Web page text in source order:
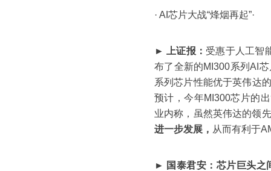
· AI芯片大战“烽烟再起”·
► 上证报： 受惠于人工智
布了全新的MI300系列AI
系列芯片性能优于英伟达
预计，今年MI300芯片的
业内称，虽然英伟达的领
进一步发展， 从而有利于
► 国泰君安： 芯片巨头之